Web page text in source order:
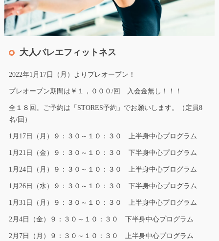
大人バレエフィットネス
2022年1月17日（月）よりプレオープン！
プレオープン期間は￥１，０００/回 入会金無し！！！
全１８回。ご予約は「STORES予約」でお願いします。（定員8
名/回）
1月17日（月）９：３０～１０：３０ 上半身中心プログラム
1月21日（金）９：３０～１０：３０ 下半身中心プログラム
1月24日（月）９：３０～１０：３０ 上半身中心プログラム
1月26日（水）９：３０～１０：３０ 下半身中心プログラム
1月31日（月）９：３０～１０：３０ 上半身中心プログラム
2月4日（金）９：３０～１０：３０ 下半身中心プログラム
2月7日（月）９：３０～１０：３０ 上半身中心プログラム